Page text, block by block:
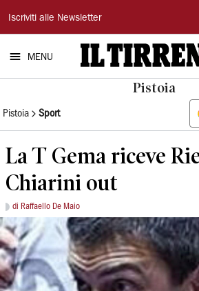
Il
Tirreno
Iscriviti alle Newsletter
MENU
Pistoia
Pistoia Sport
La T Gema riceve
Chiarini out
di Raffaello De Maio